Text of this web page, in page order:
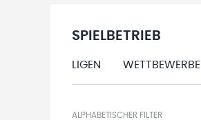
SPIELBETRIEB
LIGEN WETTBEWERBE
ALPHABETISCHER FILTER